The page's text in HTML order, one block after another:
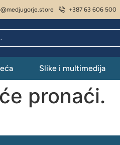
+387 63 606 500
Slike i multimedija
pronaći.